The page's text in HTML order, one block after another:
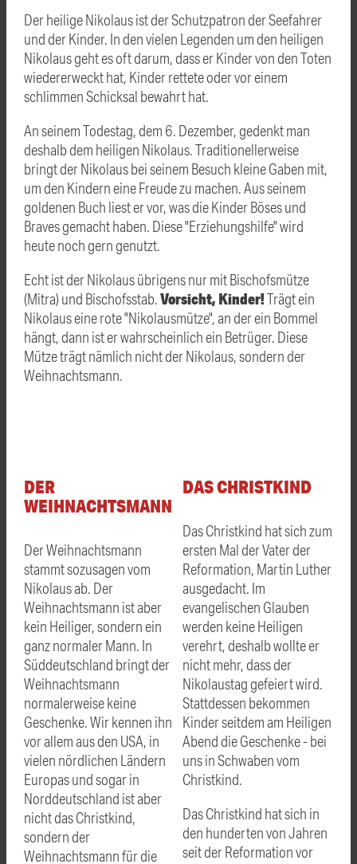
Der heilige Nikolaus ist der Schutzpatron der Seefahrer
und der Kinder. In den vielen Legenden um den heiligen
Nikolaus geht es oft darum, dass er Kinder von den Toten
wiedererweckt hat, Kinder rettete oder vor einem
schlimmen Schicksal bewahrt hat.
An seinem Todestag, dem 6. Dezember, gedenkt man
deshalb dem heiligen Nikolaus. Traditionellerweise
bringt der Nikolaus bei seinem Besuch kleine Gaben mit,
um den Kindern eine Freude zu machen. Aus seinem
goldenen Buch liest er vor, was die Kinder Böses und
Braves gemacht haben. Diese "Erziehungshilfe" wird
heute noch gern genutzt.
Echt ist der Nikolaus übrigens nur mit Bischofsmütze
(Mitra) und Bischofsstab.Vorsicht, Kinder!Trägt ein
Nikolaus eine rote "Nikolausmütze", an der ein Bommel
hängt, dann ist er wahrscheinlich ein Betrüger. Diese
Mütze trägt nämlich nicht der Nikolaus, sondern der
Weihnachtsmann.
DER
WEIHNACHTSMANN
Der Weihnachtsmann
stammt sozusagen vom
Nikolaus ab. Der
Weihnachtsmann ist aber
kein Heiliger, sondern ein
ganz normaler Mann. In
Süddeutschland bringt der
Weihnachtsmann
normalerweise keine
Geschenke. Wir kennen ihn
vor allem aus den USA, in
vielen nördlichen Ländern
Europas und sogar in
Norddeutschland ist aber
nicht das Christkind,
sondern der
Weihnachtsmann für die
DAS CHRISTKIND
Das Christkind hat sich zum
ersten Mal der Vater der
Reformation, Martin Luther
ausgedacht. Im
evangelischen Glauben
werden keine Heiligen
verehrt, deshalb wollte er
nicht mehr, dass der
Nikolaustag gefeiert wird.
Stattdessen bekommen
Kinder seitdem am Heiligen
Abend die Geschenke - bei
uns in Schwaben vom
Christkind.
Das Christkind hat sich in
den hunderten von Jahren
seit der Reformation vor